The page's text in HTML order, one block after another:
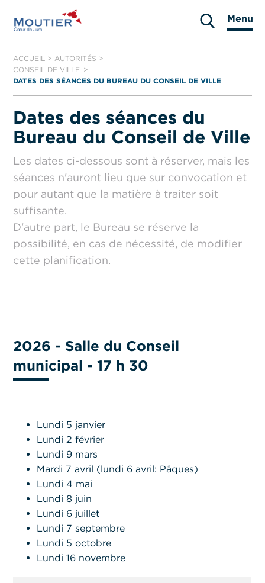
Moutier
Menu
ACCUEIL >AUTORITÉS >
CONSEIL DE VILLE
DATES DES SÉANCES DU BUREAU DU CONSEIL DE VILLE
Dates des séances du
Bureau du Conseil de Ville
Les dates ci-dessous sont à réserver, mais les
séances n'auront lieu que sur convocation et
pour autant que la matière à traiter soit
suffisante.
D'autre part, le Bureau se réserve la
possibilité, en cas de nécessité, de modifier
cette planification.
2026 - Salle du Conseil
municipal - 17 h 30
Lundi 5 janvier
Lundi 2 février
Lundi 9 mars
Mardi 7 avril (lundi 6 avril: Pâques)
Lundi 4 mai
Lundi 8 juin
Lundi 6 juillet
Lundi 7 septembre
Lundi 5 octobre
Lundi 16 novembre